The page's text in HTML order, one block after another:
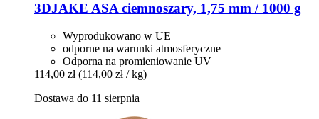
3DJAKE ASA ciemnoszary, 1,75 mm / 1000 g
Wyprodukowano w UE
odporne na warunki atmosferyczne
Odporna na promieniowanie UV
114,00 zł (114,00 zł / kg)
Dostawa do 11 sierpnia